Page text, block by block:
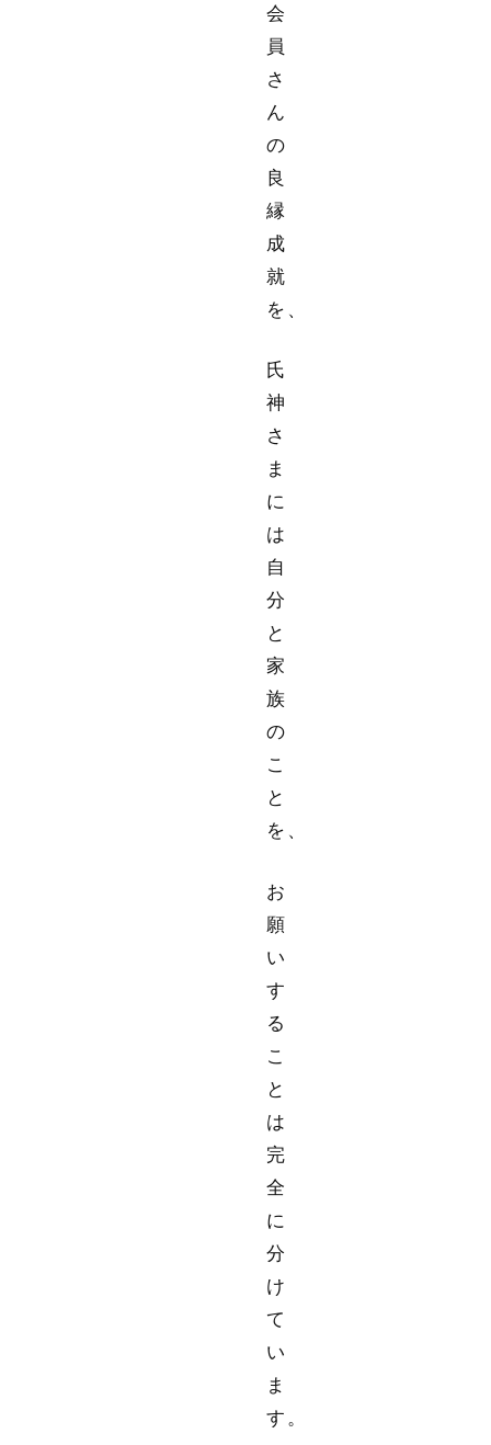
会
員
さ
ん
の
良
縁
成
就
を、
氏
神
さ
ま
に
は
自
分
と
家
族
の
こ
と
を、
お
願
い
す
る
こ
と
は
完
全
に
分
け
て
い
ま
す。